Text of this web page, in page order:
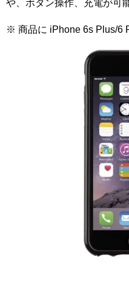
や、ボタン操作、充電が可
※ 商品に iPhone 6s Plus/6